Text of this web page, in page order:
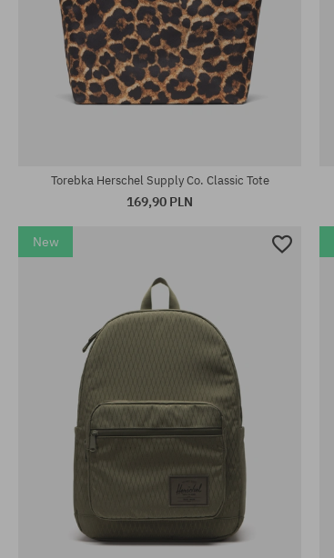
Torebka Herschel Supply Co. Classic Tote
169,90 PLN
New